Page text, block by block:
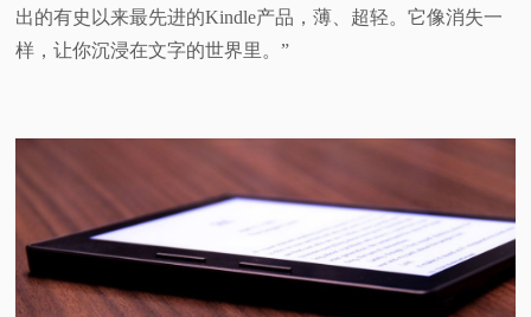
出的有史以来最先进的Kindle产品，薄、超轻。它像消失一
样，让你沉浸在文字的世界里。”